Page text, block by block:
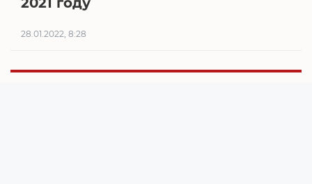
28.01.2022, 8:28